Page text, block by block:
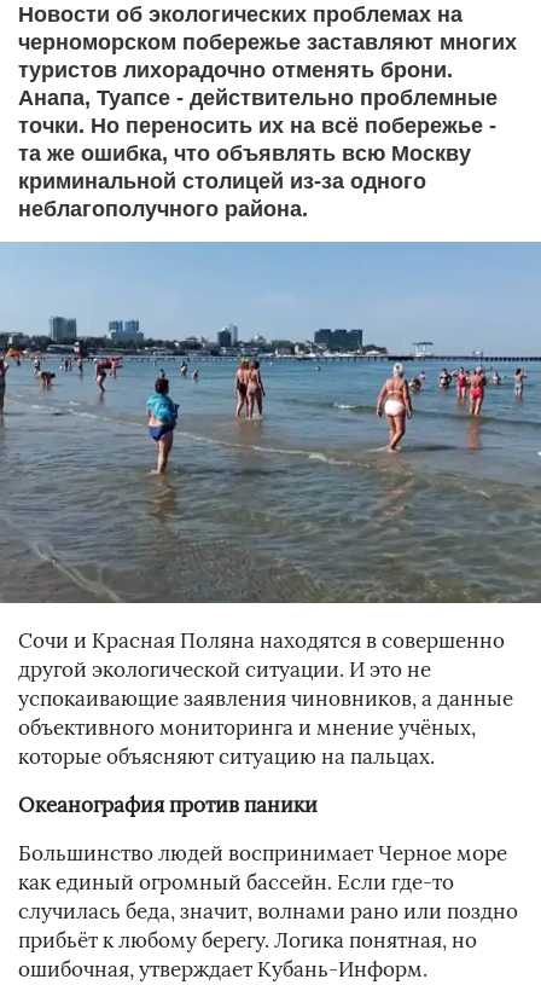
Новости об экологических проблемах на
черноморском побережье заставляют многих
туристов лихорадочно отменять брони.
Анапа, Туапсе - действительно проблемные
точки. Но переносить их на всё побережье -
та же ошибка, что объявлять всю Москву
криминальной столицей из-за одного
неблагополучного района.
Сочи и Красная Поляна находятся в совершенно
другой экологической ситуации. И это не
успокаивающие заявления чиновников, а данные
объективного мониторинга и мнение учёных,
которые объясняют ситуацию на пальцах.
Океанография против паники
Большинство людей воспринимает Черное море
как единый огромный бассейн. Если где-то
случилась беда, значит, волнами рано или поздно
прибьёт к любому берегу. Логика понятная, но
ошибочная, утверждает Кубань-Информ.